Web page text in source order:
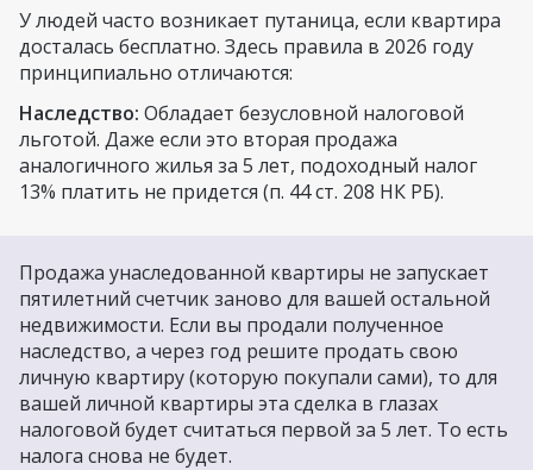
У людей часто возникает путаница, если квартира
досталась бесплатно. Здесь правила в 2026 году
принципиально отличаются:
Наследство: Обладает безусловной налоговой
льготой. Даже если это вторая продажа
аналогичного жилья за 5 лет, подоходный налог
13% платить не придется (п. 44 ст. 208 НК РБ).
Продажа унаследованной квартиры не запускает
пятилетний счетчик заново для вашей остальной
недвижимости. Если вы продали полученное
наследство, а через год решите продать свою
личную квартиру (которую покупали сами), то для
вашей личной квартиры эта сделка в глазах
налоговой будет считаться первой за 5 лет. То есть
налога снова не будет.